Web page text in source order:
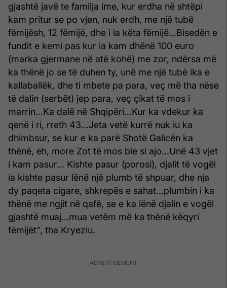
gjashtë javë te familja ime, kur erdha në shtëpi
kam pritur se po vjen, nuk erdh, me një tubë
fëmijësh, 12 fëmijë, dhe i la këta fëmijë...Bisedën e
fundit e kemi pas kur ia kam dhënë 100 euro
(marka gjermane në atë kohë) me zor, ndërsa më
ka thënë jo se të duhen ty, unë me një tubë ika e
kallaballëk, dhe ti mbete pa para, veç më tha nëse
të dalin (serbët) jep para, veç çikat të mos i
marrin...Ka dalë në Shqipëri...Kur ka vdekur ka
qenë i ri, rreth 43...Jeta vetë kurrë nuk iu ka
dhimbsur, se kur e ka parë Shotë Galicën ka
thënë, eh, more Zot të mos bie si ajo...Unë 43 vjet
i kam pasur... Kishte pasur (porosi), djalit të vogël
ia kishte pasur lënë një plumb të shpuar, dhe nja
dy paqeta cigare, shkrepës e sahat...plumbin i ka
thënë me ngjit në qafë, se e ka lënë djalin e vogël
gjashtë muaj...mua vetëm më ka thënë këqyri
fëmijët", tha Kryeziu.